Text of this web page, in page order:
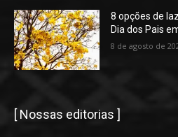
8 opções de
Dia dos Pais
8 de agosto de
[ Nossas editorias ]